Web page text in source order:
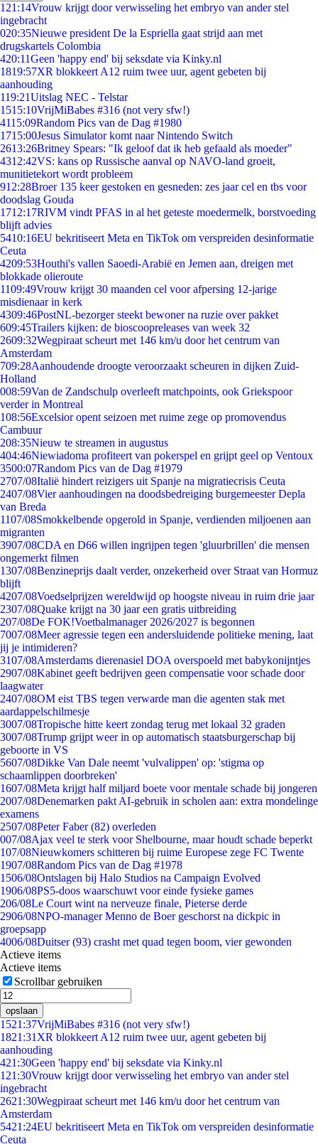
1 21:14Vrouw krijgt door verwisseling het embryo van ander stel
ingebracht
020:35Nieuwe president De la Espriella gaat strijd aan met
drugskartels Colombia
420:11Geen 'happy end' bij seksdate via Kinky.nl
1819:57XR blokkeert A12 ruim twee uur, agent gebeten bij
aanhouding
119:21Uitslag NEC - Telstar
1515:10VrijMiBabes #316 (not very sfw!)
4115:09Random Pics van de Dag #1980
1715:00Jesus Simulator komt naar Nintendo Switch
2613:26Britney Spears: "Ik geloof dat ik heb gefaald als moeder"
4312:42VS: kans op Russische aanval op NAVO-land groeit,
munitietekort wordt probleem
912:28Broer 135 keer gestoken en gesneden: zes jaar cel en tbs voor
doodslag Gouda
1712:17RIVM vindt PFAS in al het geteste moedermelk, borstvoeding
blijft advies
5410:16EU bekritiseert Meta en TikTok om verspreiden desinformatie
Ceuta
4209:53Houthi's vallen Saoedi-Arabië en Jemen aan, dreigen met
blokkade olieroute
1109:49Vrouw krijgt 30 maanden cel voor afpersing 12-jarige
misdienaar in kerk
4309:46PostNL-bezorger steekt bewoner na ruzie over pakket
609:45Trailers kijken: de bioscoopreleases van week 32
2609:32Wegpiraat scheurt met 146 km/u door het centrum van
Amsterdam
709:28Aanhoudende droogte veroorzaakt scheuren in dijken Zuid-
Holland
008:59Van de Zandschulp overleeft matchpoints, ook Griekspoor
verder in Montreal
108:56Excelsior opent seizoen met ruime zege op promovendus
Cambuur
208:35Nieuw te streamen in augustus
404:46Niewiadoma profiteert van pokerspel en grijpt geel op Ventoux
3500:07Random Pics van de Dag #1979
2707/08Italië hindert reizigers uit Spanje na migratiecrisis Ceuta
2407/08Vier aanhoudingen na doodsbedreiging burgemeester Depla
van Breda
1107/08Smokkelbende opgerold in Spanje, verdienden miljoenen aan
migranten
3907/08CDA en D66 willen ingrijpen tegen 'gluurbrillen' die mensen
ongemerkt filmen
1307/08Benzineprijs daalt verder, onzekerheid over Straat van Hormuz
blijft
4207/08Voedselprijzen wereldwijd op hoogste niveau in ruim drie jaar
2307/08Quake krijgt na 30 jaar een gratis uitbreiding
207/08De FOK!Voetbalmanager 2026/2027 is begonnen
7007/08Meer agressie tegen een andersluidende politieke mening, laat
jij je intimideren?
3107/08Amsterdams dierenasiel DOA overspoeld met babykonijntjes
2907/08Kabinet geeft bedrijven geen compensatie voor schade door
laagwater
2407/08OM eist TBS tegen verwarde man die agenten stak met
aardappelschilmesje
3007/08Tropische hitte keert zondag terug met lokaal 32 graden
3007/08Trump grijpt weer in op automatisch staatsburgerschap bij
geboorte in VS
5607/08Dikke Van Dale neemt 'vulvalippen' op: 'stigma op
schaamlippen doorbreken'
1607/08Meta krijgt half miljard boete voor mentale schade bij jongeren
2007/08Denemarken pakt AI-gebruik in scholen aan: extra mondelinge
examens
2507/08Peter Faber (82) overleden
007/08Ajax veel te sterk voor Shelbourne, maar houdt schade beperkt
107/08Nieuwkomers schitteren bij ruime Europese zege FC Twente
1907/08Random Pics van de Dag #1978
1506/08Ontslagen bij Halo Studios na Campaign Evolved
1906/08PS5-doos waarschuwt voor einde fysieke games
206/08Le Court wint na nerveuze finale, Pieterse derde
2906/08NPO-manager Menno de Boer geschorst na dickpic in
groepsapp
4006/08Duitser (93) crasht met quad tegen boom, vier gewonden
Actieve items
Actieve items
Scrollbar gebruiken
opslaan
1521:37VrijMiBabes #316 (not very sfw!)
1821:31 XR blokkeert A12 ruim twee uur, agent gebeten bij
aanhouding
421:30Geen 'happy end' bij seksdate via Kinky.nl
1 21:30Vrouw krijgt door verwisseling het embryo van ander stel
ingebracht
2621:30Wegpiraat scheurt met 146 km/u door het centrum van
Amsterdam
5421:24EU bekritiseert Meta en TikTok om verspreiden desinformatie
Ceuta